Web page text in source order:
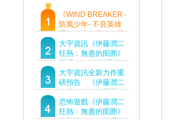
《WIND BREAKER -
防風少年- 不良英雄
譚》傳說中最強的男
人現身！即將顛覆風
鈴高中！
大宇資訊《伊藤潤二
狂熱：無盡的囹圄》
登場 Steam 新品節
首支預告片及遊戲
Demo重磅釋出
大宇資訊全新力作重
磅預告 《伊藤潤二
狂熱：無盡的囹圄》
驚悚亮相 ！伊藤潤二
恐怖世界首度進軍
恐怖遊戲《伊藤潤二
狂熱：無盡的囹圄》